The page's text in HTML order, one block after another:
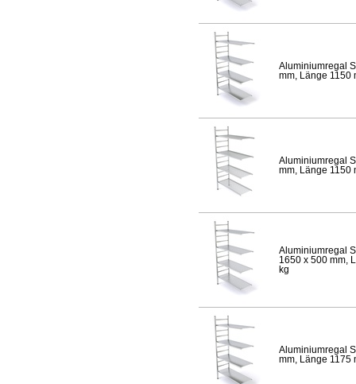
Aluminiumregal
mm, Länge 1150
Aluminiumregal
mm, Länge 1150
Aluminiumregal
1650 x 500 mm,
kg
Aluminiumregal
mm, Länge 1175